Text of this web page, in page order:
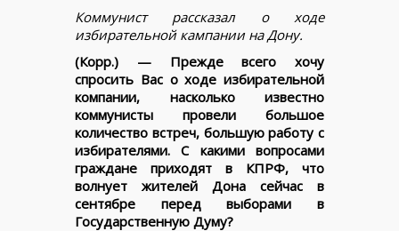
Коммунист рассказал о ходе
избирательной кампании на Дону.
(Корр.) — Прежде всего хочу
спросить Вас о ходе избирательной
компании, насколько известно
коммунисты провели большое
количество встреч, большую работу с
избирателями. С какими вопросами
граждане приходят в КПРФ, что
волнует жителей Дона сейчас в
сентябре перед выборами в
Государственную Думу?